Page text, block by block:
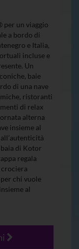
per un viaggio
a bordo di
e Italia,
incluse e
Un
baie
di una nave
ristoranti
di relax
alterna
insieme al
di Kotor
regala
crociera
chi vuole
al